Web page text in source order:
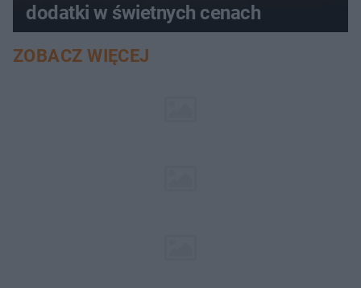
dodatki w świetnych cenach
ZOBACZ WIĘCEJ